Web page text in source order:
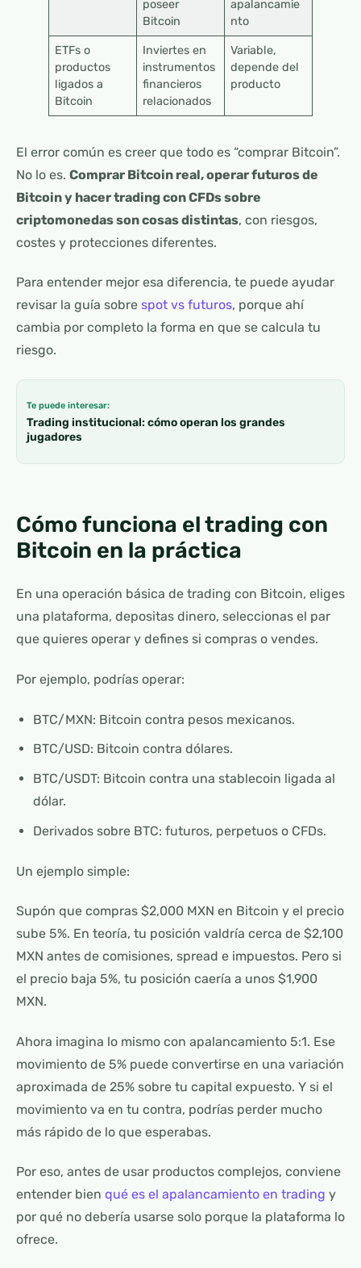
poseer
Bitcoin
apalancamie
nto
ETFs o
productos
ligados a
Bitcoin
Inviertes en
instrumentos
financieros
relacionados
Variable,
depende del
producto
El error común es creer que todo es “comprar Bitcoin”.
No lo es. Comprar Bitcoin real, operar futuros de
Bitcoin y hacer trading con CFDs sobre
criptomonedas son cosas distintas, con riesgos,
costes y protecciones diferentes.
Para entender mejor esa diferencia, te puede ayudar
revisar la guía sobre spot vs futuros, porque ahí
cambia por completo la forma en que se calcula tu
riesgo.
Te puede interesar:
Trading institucional: cómo operan los grandes
jugadores
Cómo funciona el trading con
Bitcoin en la práctica
En una operación básica de trading con Bitcoin, eliges
una plataforma, depositas dinero, seleccionas el par
que quieres operar y defines si compras o vendes.
Por ejemplo, podrías operar:
BTC/MXN: Bitcoin contra pesos mexicanos.
BTC/USD: Bitcoin contra dólares.
BTC/USDT: Bitcoin contra una stablecoin ligada al
dólar.
Derivados sobre BTC: futuros, perpetuos o CFDs.
Un ejemplo simple:
Supón que compras $2,000 MXN en Bitcoin y el precio
sube 5%. En teoría, tu posición valdría cerca de $2,100
MXN antes de comisiones, spread e impuestos. Pero si
el precio baja 5%, tu posición caería a unos $1,900
MXN.
Ahora imagina lo mismo con apalancamiento 5:1. Ese
movimiento de 5% puede convertirse en una variación
aproximada de 25% sobre tu capital expuesto. Y si el
movimiento va en tu contra, podrías perder mucho
más rápido de lo que esperabas.
Por eso, antes de usar productos complejos, conviene
entender bien qué es el apalancamiento en trading y
por qué no debería usarse solo porque la plataforma lo
ofrece.